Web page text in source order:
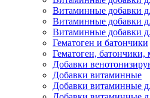
Витаминные добавки
Витаминные добавки
Витаминные добавки
Гематоген и батончики
Гематоген, батончики,
Добавки
Добавки витаминные
Добавки витаминные